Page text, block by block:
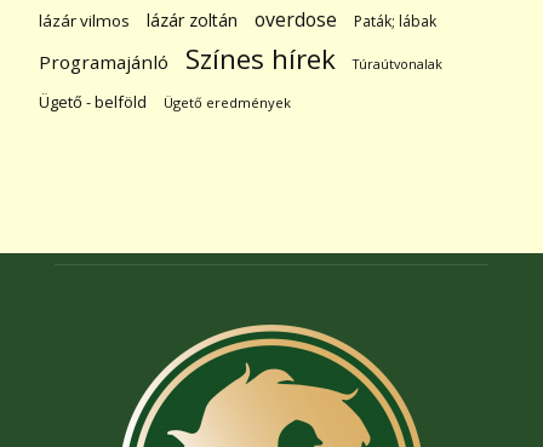
lázár vilmos lázár zoltán overdose Paták; lábak
Programajánló Színes hírek Túraútvonalak
Ügető - belföld Ügető eredmények